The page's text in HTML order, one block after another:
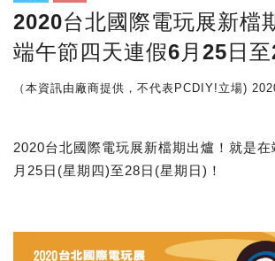
2020台北國際電玩展新檔
端午節四天連假6月25日至
（本資訊由廠商提供，不代表PCDIY!立場)
2020台北國際電玩展新檔期出爐！就是
月25日(星期四)至28日(星期日)！